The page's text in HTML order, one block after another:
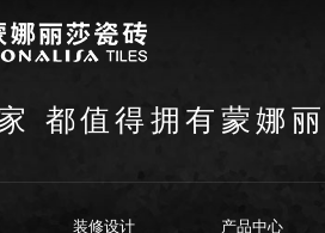
关于我们
装修设计
产品中心
无忧服务
媒体中心
工程案例
都值得拥有蒙娜
装修设计 产品中心